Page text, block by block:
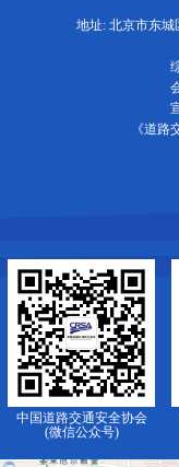
地址: 北京市东城
《道路
中国道路交通安全协会
(微信公众号)